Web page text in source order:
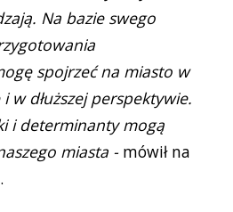
Na bazie swego
spojrzeć na miasto w
w dłuższej perspektywie.
i determinanty mogą
miasta - mówił na